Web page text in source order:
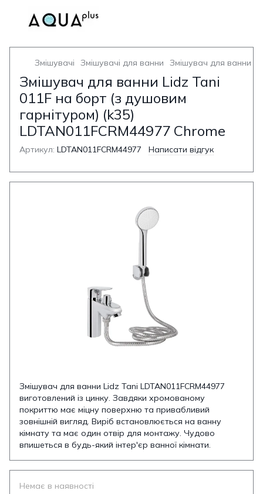
Змішувачі Змішувачі для ванни Змішувач для ванни з
Змішувач для ванни Lidz Tani
011F на борт (з душовим
гарнітуром) (k35)
LDTAN011FCRM44977 Chrome
Артикул: LDTAN011FCRM44977 Написати відгук
Змішувач для ванни Lidz Tani LDTAN011FCRM44977
виготовлений із цинку. Завдяки хромованому
покриттю має міцну поверхню та привабливий
зовнішній вигляд. Виріб встановлюється на ванну
кімнату та має один отвір для монтажу. Чудово
впишеться в будь-який інтер'єр ванної кімнати.
Немає в наявності